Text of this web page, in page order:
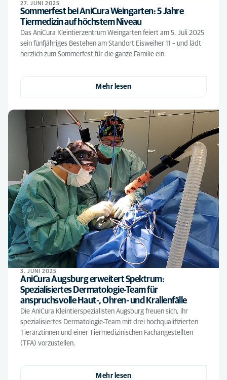
27. JUNI 2025
Sommerfest bei AniCura Weingarten: 5 Jahre
Tiermedizin auf höchstem Niveau
Das AniCura Kleintierzentrum Weingarten feiert am 5. Juli 2025
sein fünfjähriges Bestehen am Standort Eisweiher 11 – und lädt
herzlich zum Sommerfest für die ganze Familie ein.
Mehr lesen
3. JUNI 2025
AniCura Augsburg erweitert Spektrum:
Spezialisiertes Dermatologie-Team für
anspruchsvolle Haut-, Ohren- und Krallenfälle
Die AniCura Kleintierspezialisten Augsburg freuen sich, ihr
spezialisiertes Dermatologie-Team mit drei hochqualifizierten
Tierärztinnen und einer Tiermedizinischen Fachangestellten
(TFA) vorzustellen.
Mehr lesen